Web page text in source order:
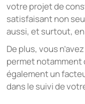
votre projet de
satisfaisant non
aussi, et surtout,
De plus, vous
permet notamment
également un
dans le suivi de